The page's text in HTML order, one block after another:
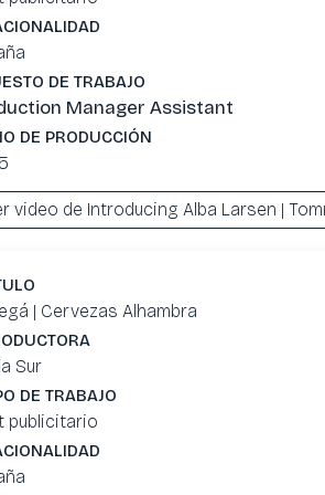
DE TRABAJO
Manager Assistant
DE PRODUCCIÓN
video de Introducing Alba Larsen |
| Cervezas Alhambra
Sur
DE TRABAJO
publicitario